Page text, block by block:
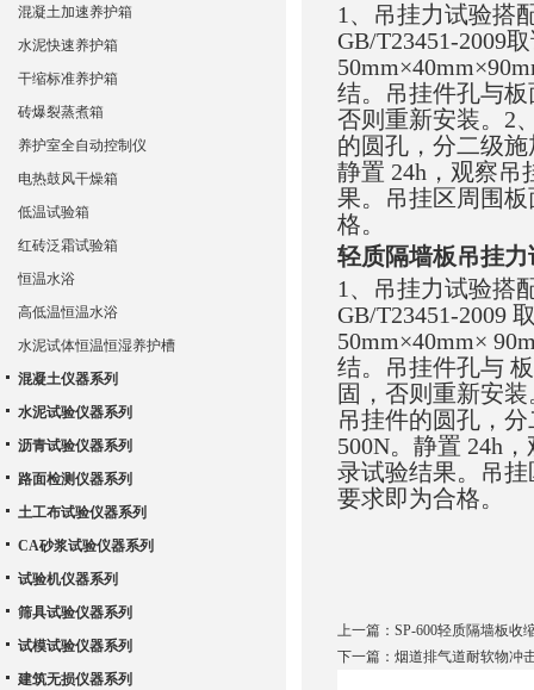
1、吊挂力试验搭
GB/T23451-2009
结。吊挂件孔与
否则重新安装。2
的圆孔，分二级
静置 24h，观察吊
果。吊挂区周围
格。
轻质隔墙板吊挂
1、吊挂力试验搭
GB/T23451-2009
50mm×40mm×
结。吊挂件孔与
固，否则重新安
吊挂件的圆孔，
500N。静置 24h
录试验结果。吊
要求即为合格。
上一篇： SP-600轻质隔墙板收
下一篇： 烟道排气道耐软物冲
混凝土加速养护箱
水泥快速养护箱
干缩标准养护箱
砖爆裂蒸煮箱
养护室全自动控制仪
电热鼓风干燥箱
低温试验箱
红砖泛霜试验箱
恒温水浴
高低温恒温水浴
水泥试体恒温恒湿养护槽
混凝土仪器系列
水泥试验仪器系列
沥青试验仪器系列
路面检测仪器系列
土工布试验仪器系列
CA砂浆试验仪器系列
试验机仪器系列
筛具试验仪器系列
试模试验仪器系列
建筑无损仪器系列